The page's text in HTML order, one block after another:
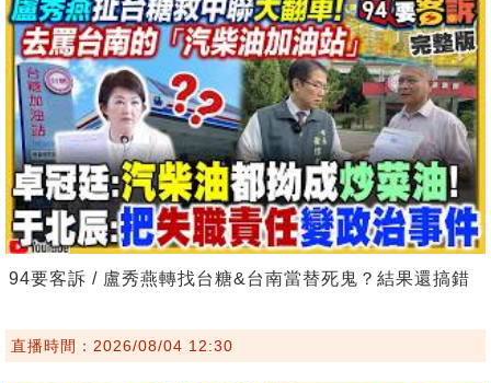
94要客訴 / 盧秀燕轉找台糖&台南當替死鬼？結果還搞錯
直播時間：2026/08/04 12:30